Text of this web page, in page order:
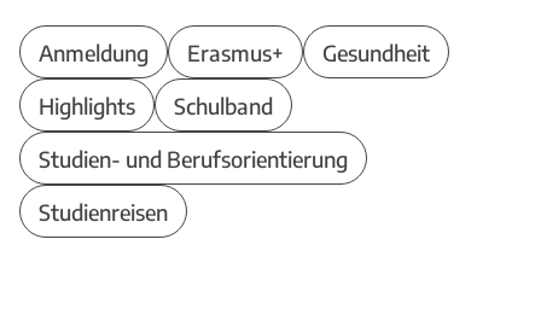
Anmeldung Erasmus+
Gesundheit
Highlights
Schulband
Studien- und Berufsorientierung
Studienreisen